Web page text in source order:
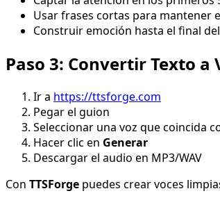
Usar frases cortas para mantener
Construir emoción hasta el final
Paso 3: Convertir Texto a
Ir a https://ttsforge.com
Pegar el guion
Seleccionar una voz que coincida
Hacer clic en Generar
Descargar el audio en MP3/WAV
Con TTSForge puedes crear voces